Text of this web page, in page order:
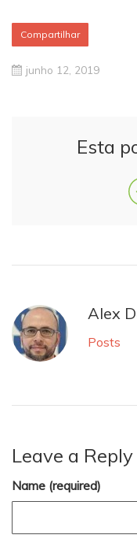
Compartilhar
junho 12, 2019
Esta
Alex
Posts
Leave a Reply
Name (required)